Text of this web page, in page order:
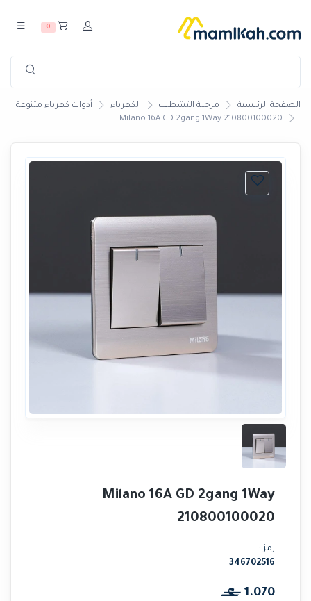
0
☰
الصفحة الرئيسية مرحلة التشطيب الكهرباء
أدوات كهرباء متنوعة
Milano 16A GD 2gang 1Way 210800100020
Milano 16A GD 2gang 1Way
210800100020
رمز :
346702516
1.070